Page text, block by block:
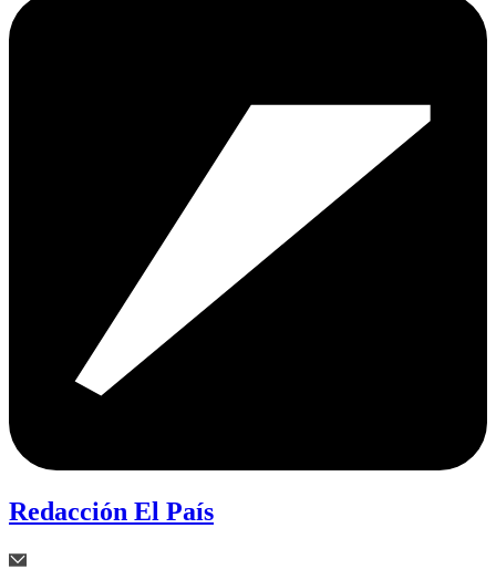
Redacción El País